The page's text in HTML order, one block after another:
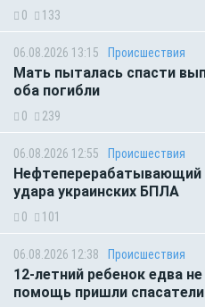
0 133
06.08.2026 13:15 Происшествия
Мать пыталась спасти
оба погибли
0 239
06.08.2026 12:55 Происшествия
Нефтеперерабатывающий
удара украинских БПЛА
0 101
06.08.2026 12:38 Происшествия
12-летний ребенок едва
помощь пришли спасатели